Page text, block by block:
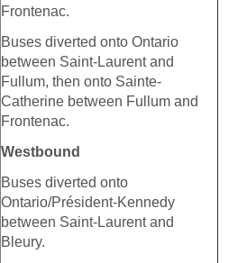
Frontenac.
Buses diverted onto Ontario
between Saint-Laurent and
Fullum, then onto Sainte-
Catherine between Fullum and
Frontenac.
Westbound
Buses diverted onto
Ontario/Président-Kennedy
between Saint-Laurent and
Bleury.